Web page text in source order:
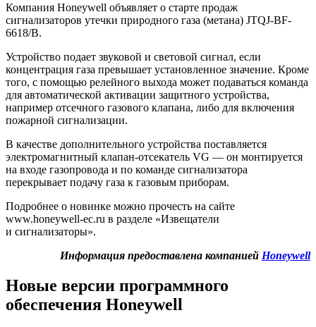
Компания Honeywell объявляет о старте продаж
сигнализаторов утечки природного газа (метана) JTQJ-BF-
6618/B.
Устройство подает звуковой и световой сигнал, если
концентрация газа превышает установленное значение. Кроме
того, с помощью релейного выхода может подаваться команда
для автоматической активации защитного устройства,
например отсечного газового клапана, либо для включения
пожарной сигнализации.
В качестве дополнительного устройства поставляется
электромагнитный клапан-отсекатель VG — он монтируется
на входе газопровода и по команде сигнализатора
перекрывает подачу газа к газовым приборам.
Подробнее о новинке можно прочесть на сайте
www.honeywell-ec.ru в разделе «Извещатели
и сигнализаторы».
Информация предоставлена компанией Honeywell
Новые версии программного
обеспечения Honeywell